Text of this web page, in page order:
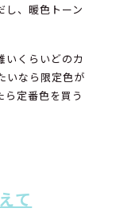
し、暖色トーン
いくらいどのカ
いなら限定色が
定番色を買う
て